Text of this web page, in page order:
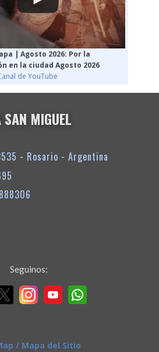
| Agosto 2026: Por la
en la ciudad Agosto 2026
de YouTube
MIGUEL
- Rosario - Argentina
Seguinos:
/ Mapa del Sitio